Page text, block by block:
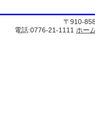
〒910-
電話:0776-21-1111 ホー